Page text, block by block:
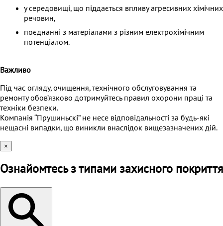
у середовищі, що піддається впливу агресивних хімічних
речовин,
поєднанні з матеріалами з різним електрохімічним
потенціалом.
Важливо
Під час огляду, очищення, технічного обслуговування та
ремонту обов’язково дотримуйтесь правил охорони праці та
техніки безпеки.
Компанія “Прушиньскі” не несе відповідальності за будь-які
нещасні випадки, що виникли внаслідок вищезазначених дій.
×
Ознайомтесь з типами захисного покриття